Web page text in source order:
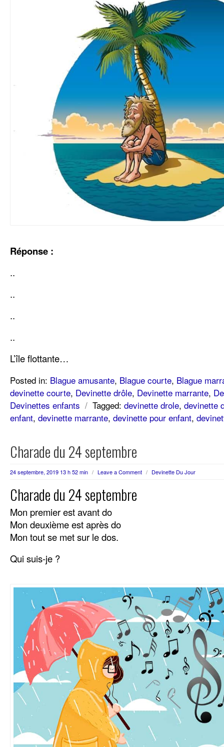
Réponse :
..
..
..
..
L’île flottante…
Posted in: Blague amusante, Blague courte, Blague
devinette courte, Devinette drôle, Devinette marrante,
Devinettes enfants / Tagged: devinette drole, devinette
enfant, devinette marrante, devinette pour enfant,
Charade du 24 septembre
24 septembre, 2019 13 h 52 min / Leave a Comment / Devinette Du Jour
Charade du 24 septembre
Mon premier est avant do
Mon deuxième est après do
Mon tout se met sur le dos.
Qui suis-je ?